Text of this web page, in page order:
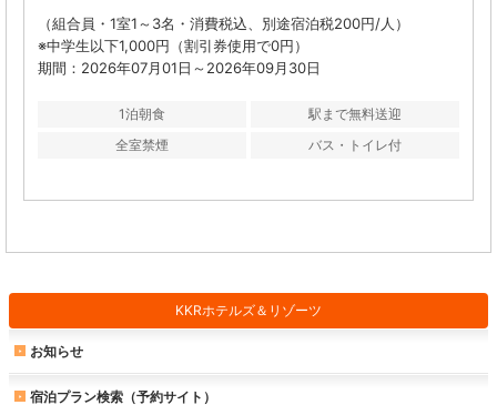
KKRホテルズ＆リゾーツ
お知らせ
宿泊プラン検索（予約サイト）
（組合員・1室1～3名・消費税込、別途宿泊税200円/人）
※中学生以下1,000円（割引券使用で0円）
期間：2026年07月01日～2026年09月30日
1泊朝食 駅まで無料送迎
全室禁煙 バス・トイレ付